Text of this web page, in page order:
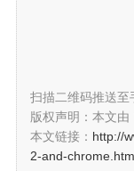
扫描二维码推送至
版权声明：本文由
本文链接： http://
2-and-